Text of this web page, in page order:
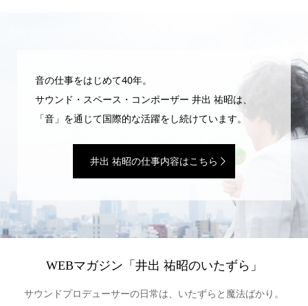
音の仕事をはじめて40年。
サウンド・スペース・コンポーザー 井出 祐昭は、
「音」を通じて国際的な活躍をし続けています。
井出 祐昭の仕事内容はこちら
WEBマガジン「井出 祐昭のいたずら」
サウンドプロデューサーの日常は、いたずらと魔法ばかり。